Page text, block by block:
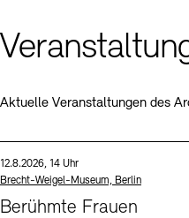
Aktuelle Veranstaltungen des
Datum und Uhrzeit:
12.8.2026, 14 Uhr
Standort
Brecht-Weigel-Museum, Berlin
Berühmte Frauen